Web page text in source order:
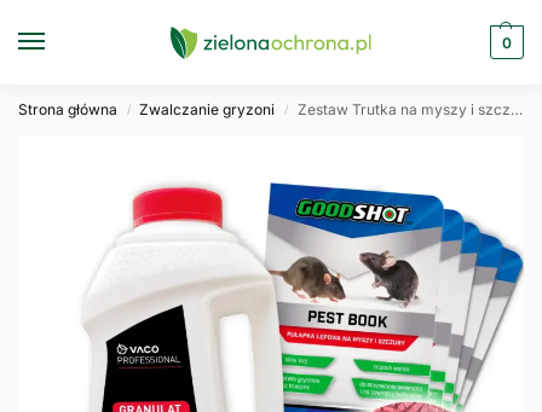
0
Strona główna / Zwalczanie gryzoni / Zestaw Trutka na myszy i szczury Granulat 1kg + 5x Lep GOODSHOT Ultra Mocny